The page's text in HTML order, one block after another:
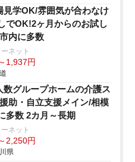
見学OK/雰囲気が合わなけ
でOK!2ヶ月からのお試し
内に多数
ネット
1,937円
数グループホームの介護ス
助・自立支援メイン/相模
多数 2カ月～長期
ネット
2,250円
県